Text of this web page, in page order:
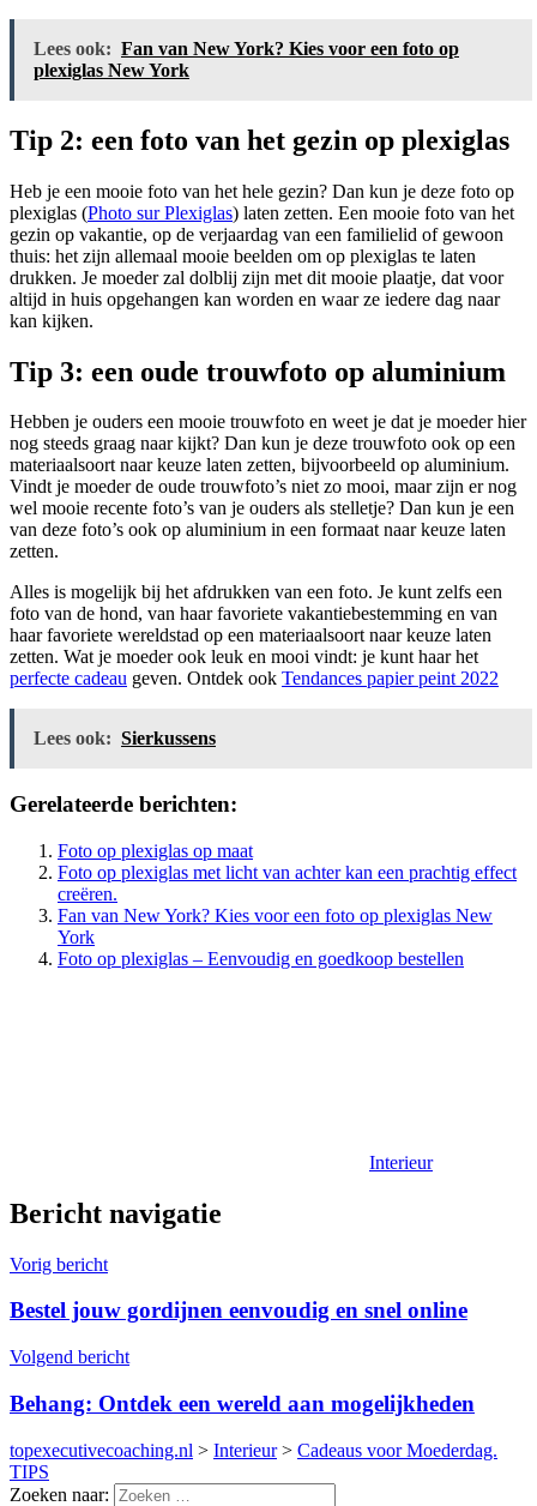
Lees ook: Fan van New York? Kies voor een foto op
plexiglas New York
Tip 2: een foto van het gezin op plexiglas
Heb je een mooie foto van het hele gezin? Dan kun je deze foto op
plexiglas (Photo sur Plexiglas) laten zetten. Een mooie foto van het
gezin op vakantie, op de verjaardag van een familielid of gewoon
thuis: het zijn allemaal mooie beelden om op plexiglas te laten
drukken. Je moeder zal dolblij zijn met dit mooie plaatje, dat voor
altijd in huis opgehangen kan worden en waar ze iedere dag naar
kan kijken.
Tip 3: een oude trouwfoto op aluminium
Hebben je ouders een mooie trouwfoto en weet je dat je moeder hier
nog steeds graag naar kijkt? Dan kun je deze trouwfoto ook op een
materiaalsoort naar keuze laten zetten, bijvoorbeeld op aluminium.
Vindt je moeder de oude trouwfoto’s niet zo mooi, maar zijn er nog
wel mooie recente foto’s van je ouders als stelletje? Dan kun je een
van deze foto’s ook op aluminium in een formaat naar keuze laten
zetten.
Alles is mogelijk bij het afdrukken van een foto. Je kunt zelfs een
foto van de hond, van haar favoriete vakantiebestemming en van
haar favoriete wereldstad op een materiaalsoort naar keuze laten
zetten. Wat je moeder ook leuk en mooi vindt: je kunt haar het
perfecte cadeau geven. Ontdek ook Tendances papier peint 2022
Lees ook: Sierkussens
Gerelateerde berichten:
Foto op plexiglas op maat
Foto op plexiglas met licht van achter kan een prachtig effect
creëren.
Fan van New York? Kies voor een foto op plexiglas New
York
Foto op plexiglas – Eenvoudig en goedkoop bestellen
Interieur
Bericht navigatie
Vorig bericht
Bestel jouw gordijnen eenvoudig en snel online
Volgend bericht
Behang: Ontdek een wereld aan mogelijkheden
topexecutivecoaching.nl > Interieur> Cadeaus voor Moederdag.
TIPS
Zoeken naar: